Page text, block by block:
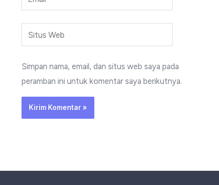
Situs
Web
Simpan nama, email, dan situs web saya pada
peramban ini untuk komentar saya berikutnya.